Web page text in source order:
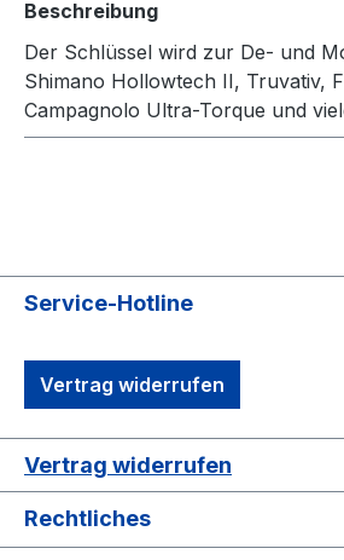
Beschreibung
Der Schlüssel wird zur De- und
Shimano Hollowtech II, Truvativ,
Campagnolo Ultra-Torque und
Service-Hotline
Vertrag widerrufen
Vertrag widerrufen
Rechtliches